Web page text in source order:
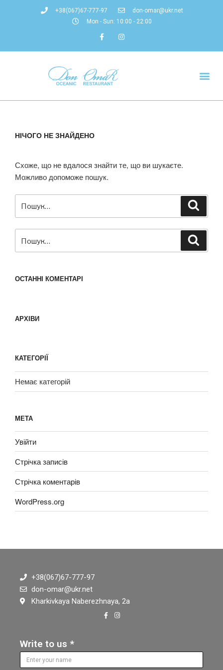
+38(067)67-777-97
don-omar@ukr.net
Mon - Sun: 10:00 - 22:00
НІЧОГО НЕ ЗНАЙДЕНО
Схоже, що не вдалося знайти те, що ви шукаєте.
Можливо допоможе пошук.
ОСТАННІ КОМЕНТАРІ
АРХІВИ
КАТЕГОРІЇ
Немає категорій
МЕТА
Увійти
Стрічка записів
Стрічка коментарів
WordPress.org
+38(067)67-777-97
don-omar@ukr.net
Kharkivkaya Naberezhnaya, 2а
Write to us *